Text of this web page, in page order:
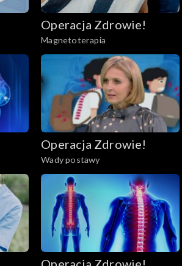
Operacja Zdrowie!
Magnetoterapia
Operacja Zdrowie!
Wady postawy